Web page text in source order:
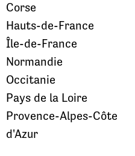
Corse
Hauts-de-France
Île-de-France
Normandie
Occitanie
Pays de la Loire
Provence-Alpes-Côte
d'Azur